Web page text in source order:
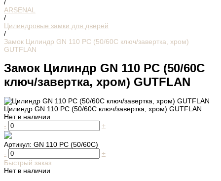
/
ARSENAL
/
Цилиндровые замки для дверей
/
Замок Цилиндр GN 110 PC (50/60С ключ/завертка, хром)
GUTFLAN
Замок Цилиндр GN 110 PC (50/60С
ключ/завертка, хром) GUTFLAN
Цилиндр GN 110 PC (50/60С ключ/завертка, хром) GUTFLAN
Нет в наличии
-
+
Артикул: GN 110 PC (50/60С)
-
+
Быстрый заказ
Нет в наличии